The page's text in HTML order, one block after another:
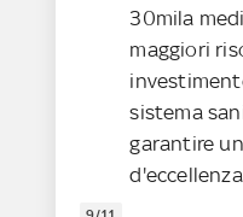
30mila
maggiori
sistema
garantire